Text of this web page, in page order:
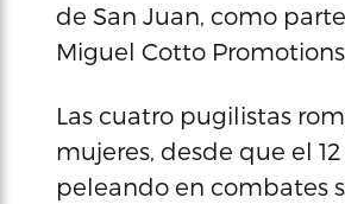
de San Juan, como
Miguel Cotto
Las cuatro pugilistas
mujeres, desde que el
peleando en combates